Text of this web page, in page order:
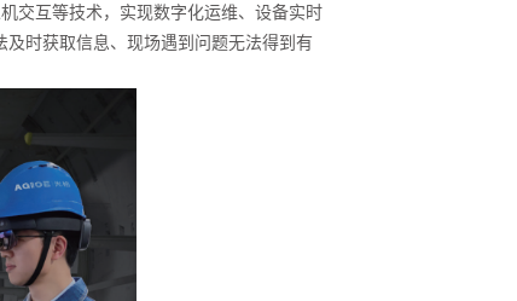
交互等技术，实现数字化运维、设备实时
时获取信息、现场遇到问题无法得到有